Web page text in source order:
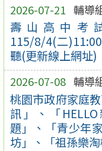
2026-07-21 輔導
壽山高中考
115/8/4(二
聽(更新線上網址)
2026-07-08 輔導
桃園市政府家庭
訊」、「
題」、「青少年
坊」、「祖孫樂